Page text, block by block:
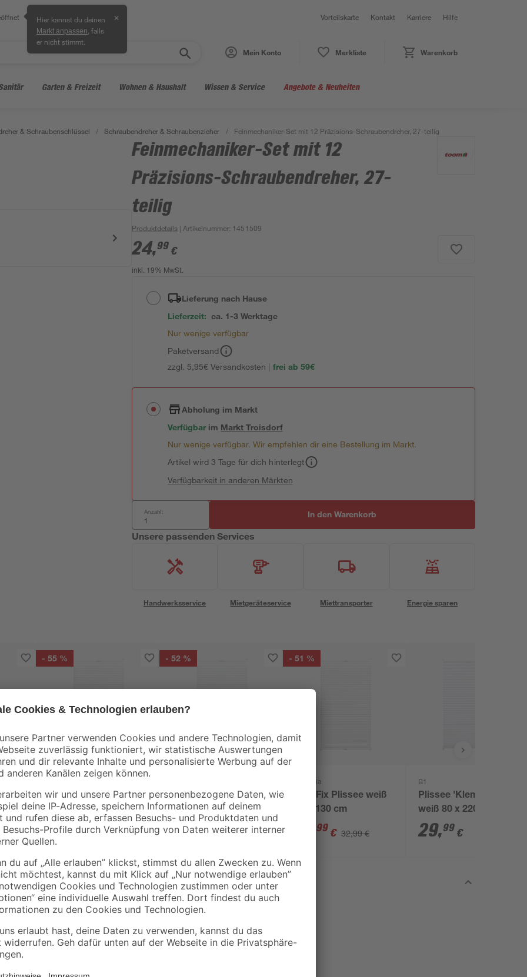
Hier kannst du deinen
Markt anpassen , falls
er nicht stimmt.
✕ Vorteilskarte Kontakt Karriere Hilfe
Mein Konto Merkliste Warenkorb
Garten & Freizeit Wohnen & Haushalt Wissen & Service Angebote & Neuheiten
& Schraubenschlüssel / Schraubendreher & Schraubenzieher / Feinmechaniker-Set mit 12 Präzisions-Schraubendreher, 27-teilig
Feinmechaniker-Set mit 12
Präzisions-Schraubendreher, 27-
teilig
Produktdetails | Artikelnummer: 1451509
24,99 €
inkl. 19% MwSt.
Lieferung nach Hause
Lieferzeit: ca. 1-3 Werktage
Nur wenige verfügbar
Paketversand
zzgl. 5,95€ Versandkosten | frei ab 59€
Abholung im Markt
Verfügbar im MarktTroisdorf
Nur wenige verfügbar. Wir empfehlen dir eine Bestellung im Markt.
Artikel wird 3 Tage für dich hinterlegt
Verfügbarkeit in anderen Märkten
Anzahl: In den Warenkorb
Unsere passenden Services
Handwerksservice Mietgeräteservice Miettransporter Energie sparen
- 55 %
EasyFix Plissee weiß
60 x 130 cm
17,99 € 39,99 €
- 52 %
EasyFix Plissee weiß
80 x 130 cm
23,99 € 49,99 €
- 51 %
Gardinia
EasyFix Plissee weiß
50 x 130 cm
,99 € 32,99 €
B1
Plissee 'Klemmfix'
weiß 80 x 220 cm
29,99 €
Antriben
Bastler und Ersatzklingen
Möbelbau